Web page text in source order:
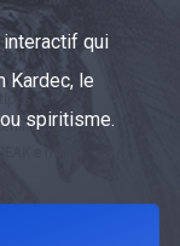
interactif qui
Kardec, le
spiritisme.